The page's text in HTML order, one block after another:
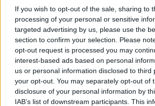
If you wish to opt-out of the sale, sharing to
processing of your personal or sensitive
targeted advertising by us, please use the
section to confirm your selection. Please
opt-out request is processed you may
interest-based ads based on personal
us or personal information disclosed to third
your opt-out. You may separately opt-out of
disclosure of your personal information by
IAB’s list of downstream participants. This
Žinios | Lietuvos diena
Visi įrašai
Žiūrimiausi įrašai